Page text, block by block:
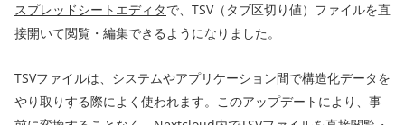
スプレッドシートエディタで、TSV（タブ区切り値）ファイルを直
接開いて閲覧・編集できるようになりました。
TSVファイルは、システムやアプリケーション間で構造化データを
やり取りする際によく使われます。このアップデートにより、事